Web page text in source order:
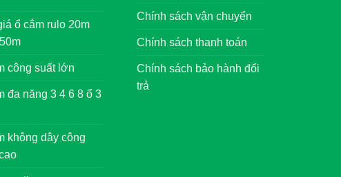
ổ cắm rulo 20m
công suất lớn
đa năng 3 4 6 8 ổ 3
không dây công
Chính sách vận chuyển
Chính sách thanh toán
Chính sách bảo hành đổi
trả